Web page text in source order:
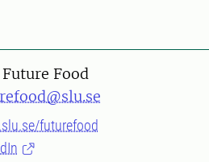
Future Food
futurefood